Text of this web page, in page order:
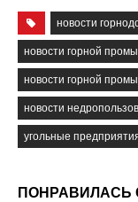
новости
новости горной
новости горной
новости
угольные
ПОНРАВИЛАСЬ